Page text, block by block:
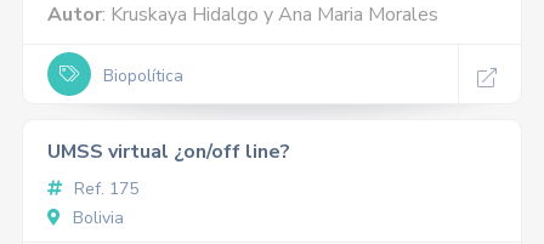
Autor: Kruskaya Hidalgo y Ana Maria Morales
Biopolítica
UMSS virtual ¿on/off line?
Ref. 175
Bolivia